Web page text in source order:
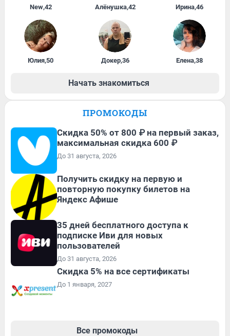
New,42 Алёнушка,42 Ирина,46
Юлия,50 Докер,36 Елена,38
Начать знакомиться
ПРОМОКОДЫ
Скидка 50% от 800 ₽ на первый заказ,
максимальная скидка 600 ₽
До 31 августа, 2026
Получить скидку на первую и
повторную покупку билетов на
Яндекс Афише
35 дней бесплатного доступа к
подписке Иви для новых
пользователей
До 31 августа, 2026
Скидка 5% на все сертификаты
До 1 января, 2027
Все промокоды